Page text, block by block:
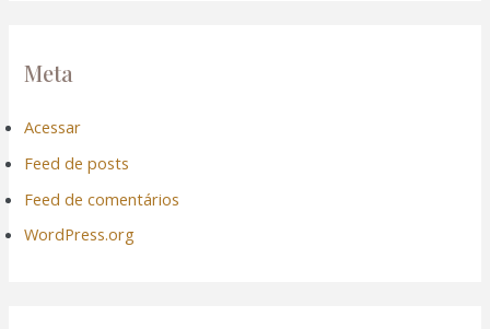
Meta
Acessar
Feed de posts
Feed de comentários
WordPress.org